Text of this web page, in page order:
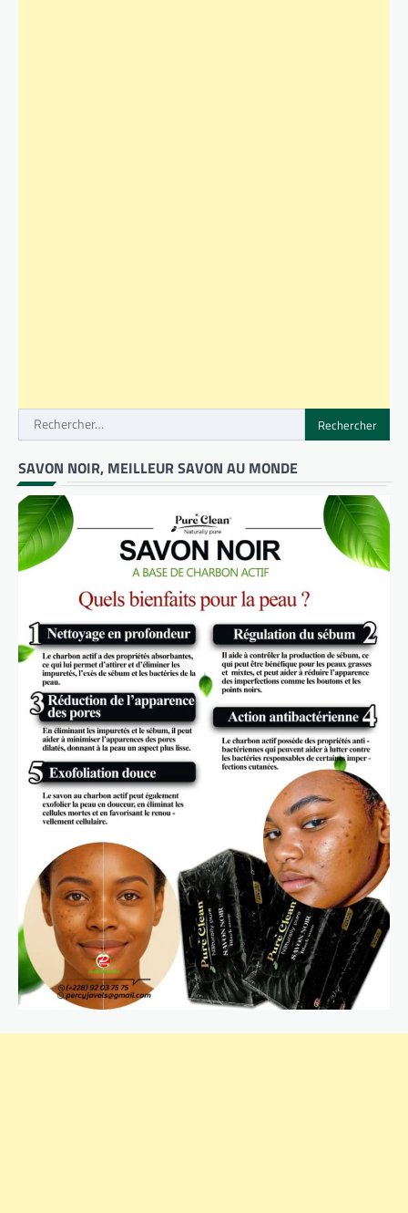
Rechercher :
SAVON NOIR, MEILLEUR SAVON AU MONDE